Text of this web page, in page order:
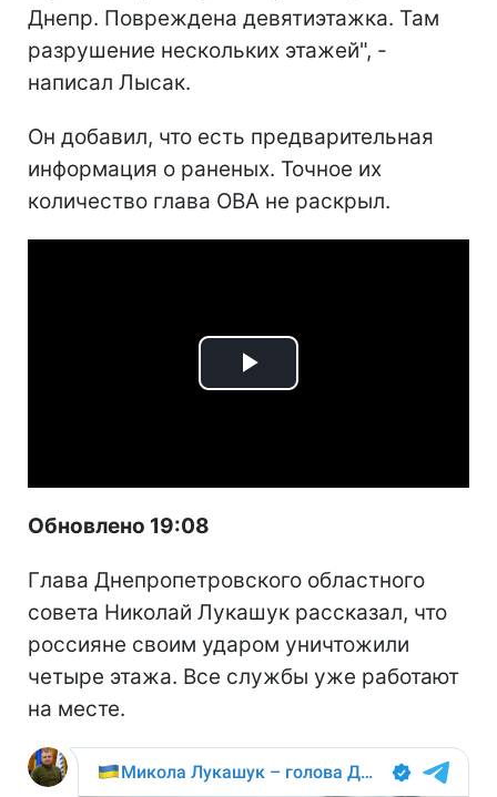
Днепр. Повреждена девятиэтажка. Там
разрушение нескольких этажей", -
написал Лысак.
Он добавил, что есть предварительная
информация о раненых. Точное их
количество глава ОВА не раскрыл.
Play
Обновлено 19:08
Глава Днепропетровского областного
совета Николай Лукашук рассказал, что
россияне своим ударом уничтожили
четыре этажа. Все службы уже работают
на месте.